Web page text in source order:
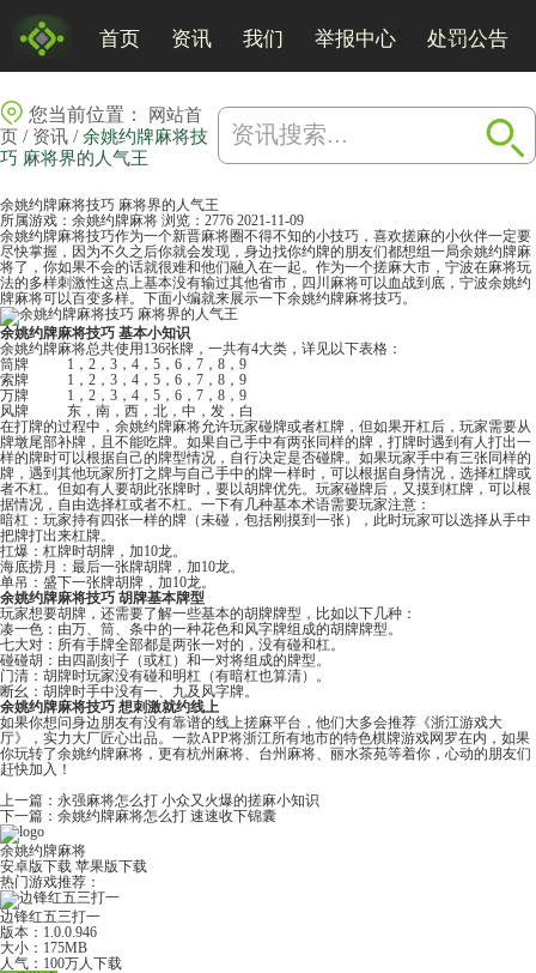
首页 资讯 我们 举报中心 处罚公告
您当前位置：
网站首
页 / 资讯 /余姚约牌麻将技
巧 麻将界的人气王
余姚约牌麻将技巧 麻将界的人气王
所属游戏： 余姚约牌麻将 浏览：2776 2021-11-09
余姚约牌麻将技巧作为一个新晋麻将圈不得不知的小技巧，喜欢搓麻的小伙伴一定要
尽快掌握，因为不久之后你就会发现，身边找你约牌的朋友们都想组一局余姚约牌麻
将了，你如果不会的话就很难和他们融入在一起。作为一个搓麻大市，宁波在麻将玩
法的多样刺激性这点上基本没有输过其他省市，四川麻将可以血战到底，宁波余姚约
牌麻将可以百变多样。下面小编就来展示一下余姚约牌麻将技巧。
余姚约牌麻将技巧 基本小知识
余姚约牌麻将总共使用136张牌，一共有4大类，详见以下表格：
筒牌
1，2，3，4，5，6，7，8，9
索牌
1，2，3，4，5，6，7，8，9
万牌
1，2，3，4，5，6，7，8，9
风牌
东，南，西，北，中，发，白
在打牌的过程中，余姚约牌麻将允许玩家碰牌或者杠牌，但如果开杠后，玩家需要从
牌墩尾部补牌，且不能吃牌。如果自己手中有两张同样的牌，打牌时遇到有人打出一
样的牌时可以根据自己的牌型情况，自行决定是否碰牌。如果玩家手中有三张同样的
牌，遇到其他玩家所打之牌与自己手中的牌一样时，可以根据自身情况，选择杠牌或
者不杠。但如有人要胡此张牌时，要以胡牌优先。玩家碰牌后，又摸到杠牌，可以根
据情况，自由选择杠或者不杠。一下有几种基本术语需要玩家注意：
暗杠：玩家持有四张一样的牌（未碰，包括刚摸到一张），此时玩家可以选择从手中
把牌打出来杠牌。
扛爆：杠牌时胡牌，加10龙。
海底捞月：最后一张牌胡牌，加10龙。
单吊：盛下一张牌胡牌，加10龙。
余姚约牌麻将技巧 胡牌基本牌型
玩家想要胡牌，还需要了解一些基本的胡牌牌型，比如以下几种：
凑一色：由万、筒、条中的一种花色和风字牌组成的胡牌牌型。
七大对：所有手牌全部都是两张一对的，没有碰和杠。
碰碰胡：由四副刻子（或杠）和一对将组成的牌型。
门清：胡牌时玩家没有碰和明杠（有暗杠也算清）。
断幺：胡牌时手中没有一、九及风字牌。
余姚约牌麻将技巧 想刺激就约线上
如果你想问身边朋友有没有靠谱的线上搓麻平台，他们大多会推荐《浙江游戏大
厅》，实力大厂匠心出品。一款APP将浙江所有地市的特色棋牌游戏网罗在内，如果
你玩转了余姚约牌麻将，更有杭州麻将、 台州麻将、 丽水茶苑等着你，心动的朋友们
赶快加入！
上一篇： 永强麻将怎么打 小众又火爆的搓麻小知识
下一篇： 余姚约牌麻将怎么打 速速收下锦囊
余姚约牌麻将
安卓版下载 苹果版下载
热门游戏推荐：
边锋红五三打一
版本：1.0.0.946
大小：175MB
人气：100万人下载